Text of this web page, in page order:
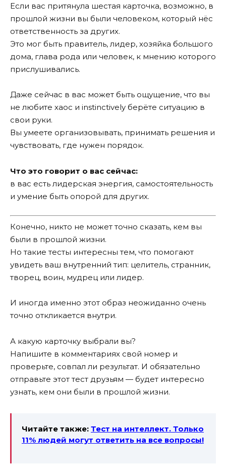
Если вас притянула шестая карточка, возможно, в
прошлой жизни вы были человеком, который нёс
ответственность за других.
Это мог быть правитель, лидер, хозяйка большого
дома, глава рода или человек, к мнению которого
прислушивались.
Даже сейчас в вас может быть ощущение, что вы
не любите хаос и instinctively берёте ситуацию в
свои руки.
Вы умеете организовывать, принимать решения и
чувствовать, где нужен порядок.
Что это говорит о вас сейчас:
в вас есть лидерская энергия, самостоятельность
и умение быть опорой для других.
Конечно, никто не может точно сказать, кем вы
были в прошлой жизни.
Но такие тесты интересны тем, что помогают
увидеть ваш внутренний тип: целитель, странник,
творец, воин, мудрец или лидер.
И иногда именно этот образ неожиданно очень
точно откликается внутри.
А какую карточку выбрали вы?
Напишите в комментариях свой номер и
проверьте, совпал ли результат. И обязательно
отправьте этот тест друзьям — будет интересно
узнать, кем они были в прошлой жизни.
Читайте также: Тест на интеллект. Только
11% людей могут ответить на все вопросы!